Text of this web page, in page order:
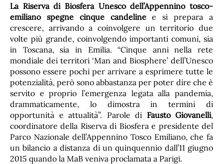
La Riserva di Biosfera Unesco dell’Appennino tosco-
emiliano spegne cinque candelinee si prepara a
crescere, arrivando a coinvolgere un territorio due
volte più grande, coinvolgendo importanti comuni, sia
in Toscana, sia in Emilia. “Cinque anni nella rete
mondiale dei territori ‘Man and Biosphere’ dell’Unesco
possono essere pochi per arrivare a esprimere tutte le
potenzialità, però sono abbastanza per poter dire che è
servito e proprio l’emergenza legata alla pandemia,
drammaticamente, lo dimostra in termini di
opportunità e attualità”. Parole di Fausto Giovanelli,
coordinatore della Riserva di Biosfera e presidente del
Parco Nazionale dell’Appennino Tosco Emiliano, che fa
un bilancio a distanza di un quinquennio dall’11 giugno
2015 quando la MaB veniva proclamata a Parigi.